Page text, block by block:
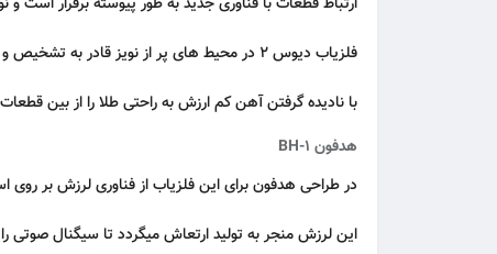
فلزیاب دیوس 2 در محیط های پر از نویز قادر به تشخیص و تفکیک توده های کم سطح فلزات مانند مسکوکات از آهن تا طلا است.
با نادیده گرفتن آهن کم ارزش به راحتی طلا را از بین
هدفون 1-BH
در طراحی هدفون برای این فلزیاب از فناوری لرزش بر
این لرزش منجر به تولید ارتعاش میگردد تا سیگنال